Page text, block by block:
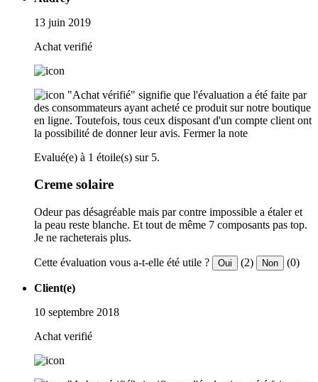
13 juin 2019
Achat verifié
"Achat vérifié" signifie que l'évaluation a été faite par
des consommateurs ayant acheté ce produit sur notre boutique
en ligne. Toutefois, tous ceux disposant d'un compte client ont
la possibilité de donner leur avis. Fermer la note
Evalué(e) à 1 étoile(s) sur 5.
Creme solaire
Odeur pas désagréable mais par contre impossible a étaler et
la peau reste blanche. Et tout de même 7 composants pas top.
Je ne racheterais plus.
Cette évaluation vous a-t-elle été utile ? Oui (2) Non (0)
Client(e)
10 septembre 2018
Achat verifié